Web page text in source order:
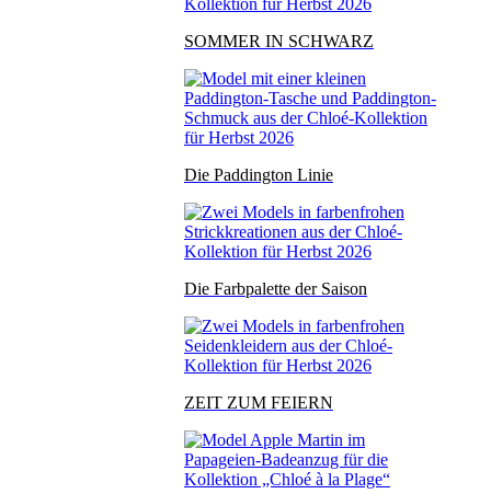
SOMMER IN SCHWARZ
Die Paddington Linie
Die Farbpalette der Saison
ZEIT ZUM FEIERN